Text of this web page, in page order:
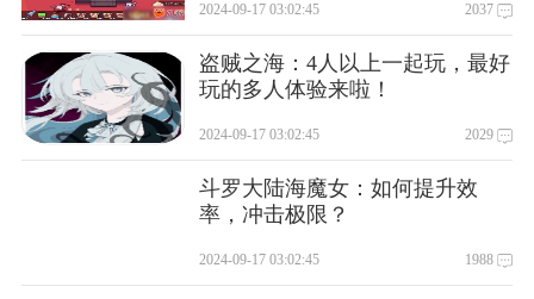
2024-09-17 03:02:45 2037
盗贼之海：4人以上一起玩，最好
玩的多人体验来啦！
2024-09-17 03:02:45 2029
斗罗大陆海魔女：如何提升效
率，冲击极限？
2024-09-17 03:02:45 1988